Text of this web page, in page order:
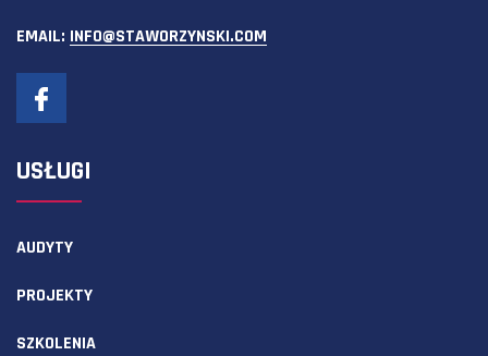
EMAIL: INFO@STAWORZYNSKI.COM
USŁUGI
AUDYTY
PROJEKTY
SZKOLENIA